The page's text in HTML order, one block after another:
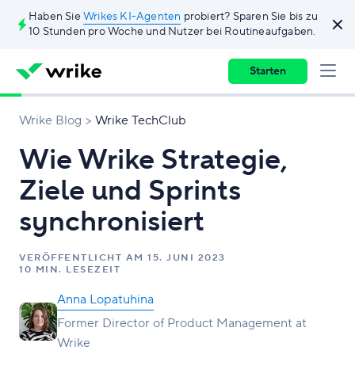
Haben Sie Wrikes KI-Agenten probiert? Sparen Sie bis zu
10 Stunden pro Woche und Nutzer bei Routineaufgaben.
Starten
Wrike Blog Wrike TechClub
Wie Wrike Strategie,
Ziele und Sprints
synchronisiert
VERÖFFENTLICHT AM 15. JUNI 2023
10 MIN. LESEZEIT
Anna Lopatuhina
Former Director of Product Management at
Wrike